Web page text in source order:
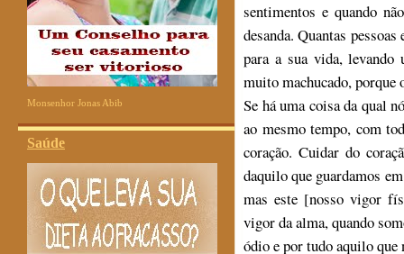
Monsenhor Jonas Abib
Saúde
sentimentos e quando
desanda. Quantas
para a sua vida, levando
muito machucado,
Se há uma coisa da qual
ao mesmo tempo, com
coração. Cuidar do
daquilo que guardamos
mas este [nosso vigor
vigor da alma, quando
ódio e por tudo aquilo que